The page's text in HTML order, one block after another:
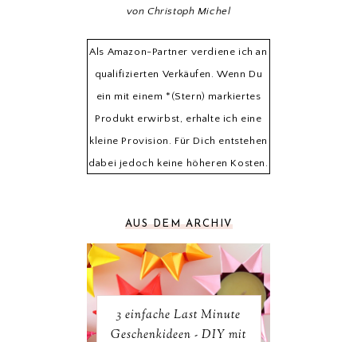
von Christoph Michel
Als Amazon-Partner verdiene ich an
qualifizierten Verkäufen. Wenn Du
ein mit einem *(Stern) markiertes
Produkt erwirbst, erhalte ich eine
kleine Provision. Für Dich entstehen
dabei jedoch keine höheren Kosten.
AUS DEM ARCHIV
3 einfache Last Minute
Geschenkideen - DIY mit